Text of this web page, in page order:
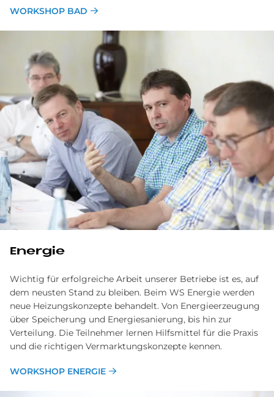
WORKSHOP BAD
Energie
Wichtig für erfolgreiche Arbeit unserer Betriebe ist es, auf
dem neusten Stand zu bleiben. Beim WS Energie werden
neue Heizungskonzepte behandelt. Von Energieerzeugung
über Speicherung und Energiesanierung, bis hin zur
Verteilung. Die Teilnehmer lernen Hilfsmittel für die Praxis
und die richtigen Vermarktungskonzepte kennen.
WORKSHOP ENERGIE